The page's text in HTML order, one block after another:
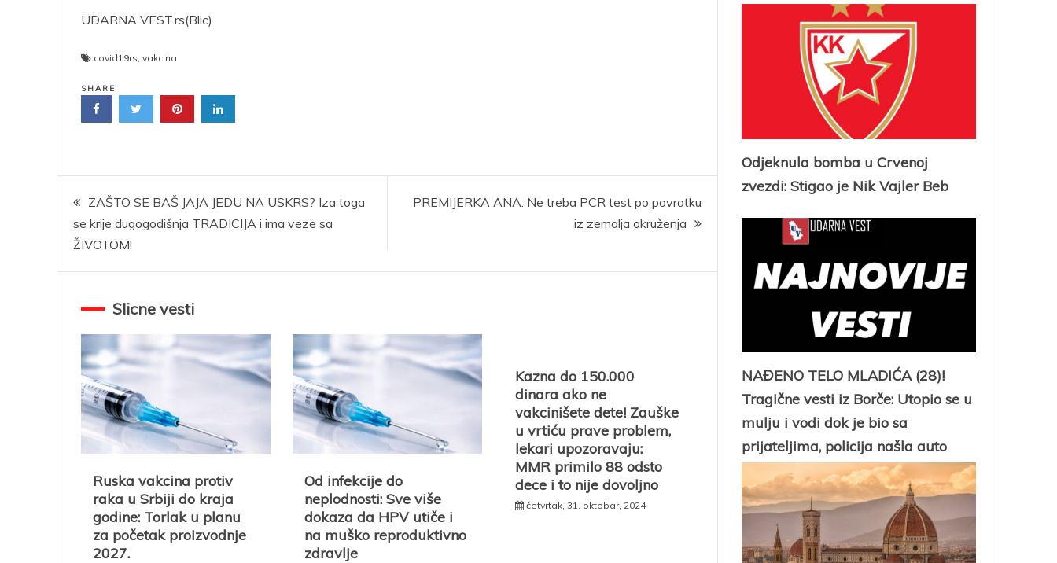
UDARNA VEST.rs(Blic)
covid19rs, vakcina
SHARE
Kretanje
članka
ZAŠTO SE BAŠ JAJA JEDU NA USKRS? Iza toga
se krije dugogodišnja TRADICIJA i ima veze sa
ŽIVOTOM!
PREMIJERKA ANA: Ne treba PCR test po povratku
iz zemalja okruženja
Slicne vesti
Ruska vakcina protiv
raka u Srbiji do kraja
godine: Torlak u planu
za početak proizvodnje
2027.
Od infekcije do
neplodnosti: Sve više
dokaza da HPV utiče i
na muško reproduktivno
zdravlje
Kazna do 150.000
dinara ako ne
vakcinišete dete! Zauške
u vrtiću prave problem,
lekari upozoravaju:
MMR primilo 88 odsto
dece i to nije dovoljno
četvrtak, 31. oktobar, 2024
Odjeknula bomba u Crvenoj
zvezdi: Stigao je Nik Vajler Beb
NAĐENO TELO MLADIĆA (28)!
Tragične vesti iz Borče: Utopio se u
mulju i vodi dok je bio sa
prijateljima, policija našla auto